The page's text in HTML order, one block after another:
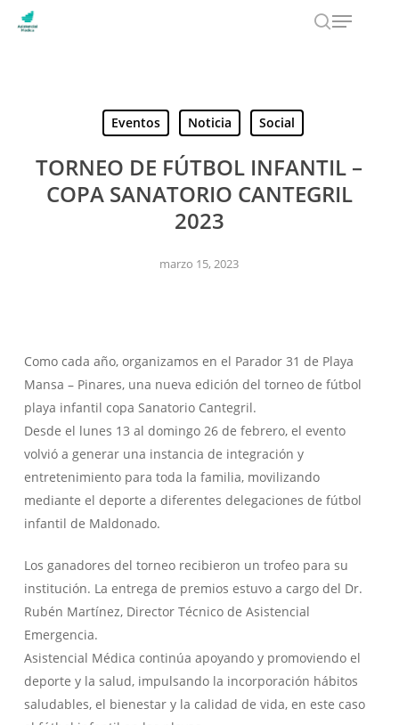
Menu
Eventos Noticia Social
TORNEO DE FÚTBOL INFANTIL –
COPA SANATORIO CANTEGRIL
2023
marzo 15, 2023
Como cada año, organizamos en el Parador 31 de Playa
Mansa – Pinares, una nueva edición del torneo de fútbol
playa infantil copa Sanatorio Cantegril.
Desde el lunes 13 al domingo 26 de febrero, el evento
volvió a generar una instancia de integración y
entretenimiento para toda la familia, movilizando
mediante el deporte a diferentes delegaciones de fútbol
infantil de Maldonado.
Los ganadores del torneo recibieron un trofeo para su
institución. La entrega de premios estuvo a cargo del Dr.
Rubén Martínez, Director Técnico de Asistencial
Emergencia.
Asistencial Médica continúa apoyando y promoviendo el
deporte y la salud, impulsando la incorporación hábitos
saludables, el bienestar y la calidad de vida, en este caso